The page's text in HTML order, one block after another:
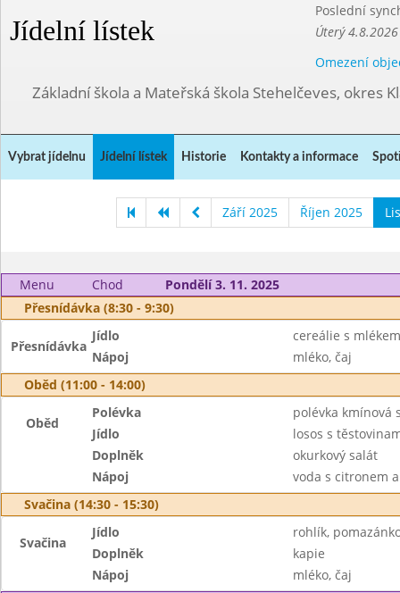
Jídelní lístek
Poslední
Úterý
Omezení
Základní škola a Mateřská škola Stehelčeves, okres
Vybrat jídelnu Jídelní lístek Historie Kontakty a informace
Září 2025 Říjen 2025
Menu Chod
Pondělí 3. 11. 2025
Přesnídávka (8:30 - 9:30)
Přesnídávka
Jídlo
cereálie s mlékem
Nápoj
mléko, čaj
Oběd (11:00 - 14:00)
Oběd
Polévka
polévka kmínová
Jídlo
losos s
Doplněk
okurkový salát
Nápoj
voda s citronem
Svačina (14:30 - 15:30)
Svačina
Jídlo
rohlík,
Doplněk
kapie
Nápoj
mléko, čaj